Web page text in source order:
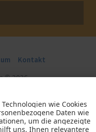
Kontakt
© 2026